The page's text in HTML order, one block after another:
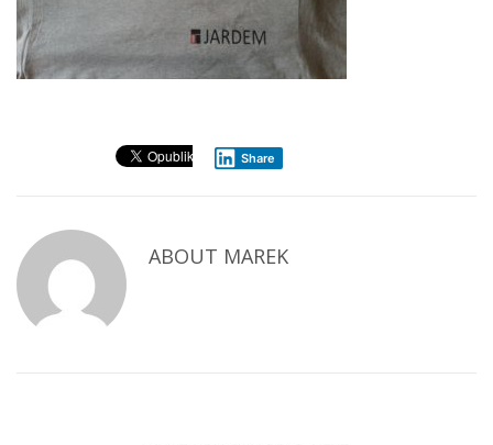
Share
ABOUT MAREK